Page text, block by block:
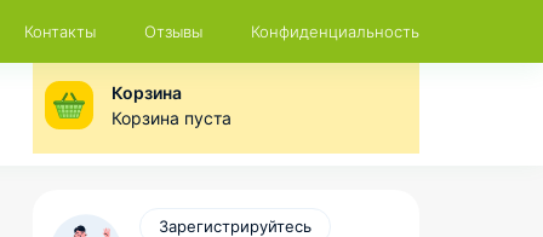
Контакты Отзывы Конфиденциальность
Корзина
Корзина пуста
Зарегистрируйтесь